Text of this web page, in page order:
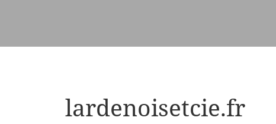
lardenoisetcie.fr